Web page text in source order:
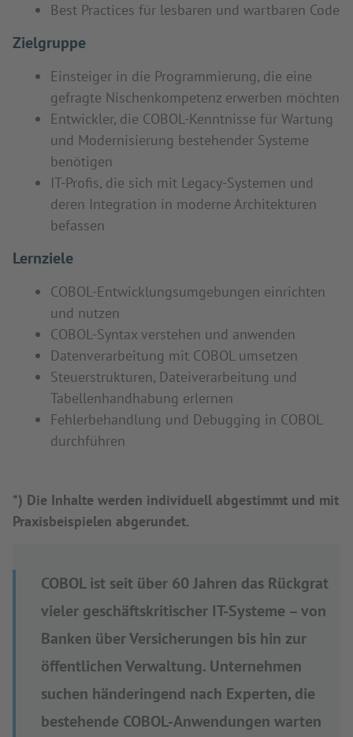
Best Practices für lesbaren und wartbaren Code
Zielgruppe
Einsteiger in die Programmierung, die eine
gefragte Nischenkompetenz erwerben möchten
Entwickler, die COBOL-Kenntnisse für Wartung
und Modernisierung bestehender Systeme
benötigen
IT-Profis, die sich mit Legacy-Systemen und
deren Integration in moderne Architekturen
befassen
Lernziele
COBOL-Entwicklungsumgebungen einrichten
und nutzen
COBOL-Syntax verstehen und anwenden
Datenverarbeitung mit COBOL umsetzen
Steuerstrukturen, Dateiverarbeitung und
Tabellenhandhabung erlernen
Fehlerbehandlung und Debugging in COBOL
durchführen
*) Die Inhalte werden individuell abgestimmt und mit
Praxisbeispielen abgerundet.
COBOL ist seit über 60 Jahren das Rückgrat
vieler geschäftskritischer IT-Systeme – von
Banken über Versicherungen bis hin zur
öffentlichen Verwaltung. Unternehmen
suchen händeringend nach Experten, die
bestehende COBOL-Anwendungen warten